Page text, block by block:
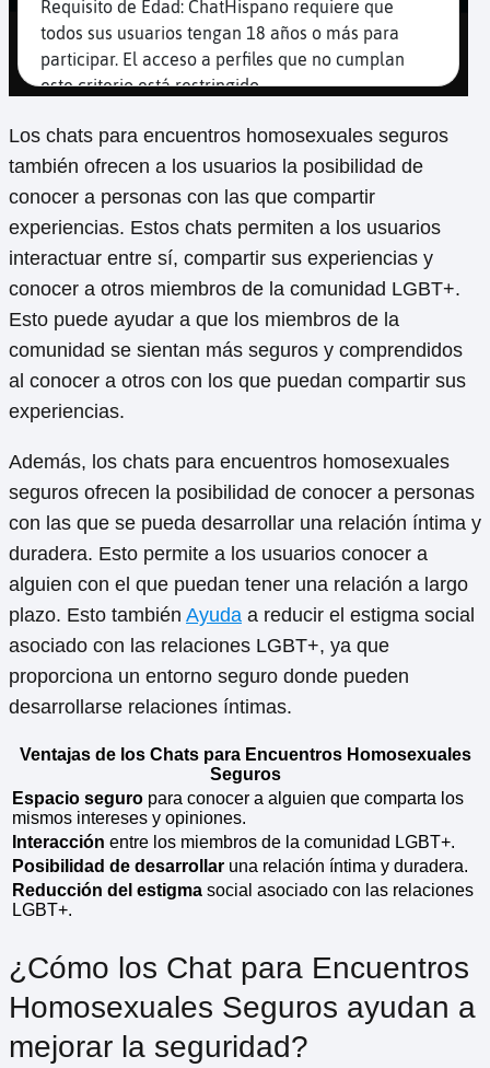
Los chats para encuentros homosexuales seguros
también ofrecen a los usuarios la posibilidad de
conocer a personas con las que compartir
experiencias. Estos chats permiten a los usuarios
interactuar entre sí, compartir sus experiencias y
conocer a otros miembros de la comunidad LGBT+.
Esto puede ayudar a que los miembros de la
comunidad se sientan más seguros y comprendidos
al conocer a otros con los que puedan compartir sus
experiencias.
Además, los chats para encuentros homosexuales
seguros ofrecen la posibilidad de conocer a personas
con las que se pueda desarrollar una relación íntima y
duradera. Esto permite a los usuarios conocer a
alguien con el que puedan tener una relación a largo
plazo. Esto también Ayuda a reducir el estigma social
asociado con las relaciones LGBT+, ya que
proporciona un entorno seguro donde pueden
desarrollarse relaciones íntimas.
Ventajas de los Chats para Encuentros Homosexuales
Seguros
Espacio seguro para conocer a alguien que comparta los
mismos intereses y opiniones.
Interacción entre los miembros de la comunidad LGBT+.
Posibilidad de desarrollar una relación íntima y duradera.
Reducción del estigma social asociado con las relaciones
LGBT+.
¿Cómo los Chat para Encuentros
Homosexuales Seguros ayudan a
mejorar la seguridad?